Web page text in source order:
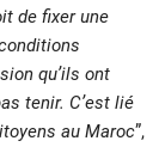
de fixer une
qu’ils ont
tenir. C’est lié
au Maroc”,